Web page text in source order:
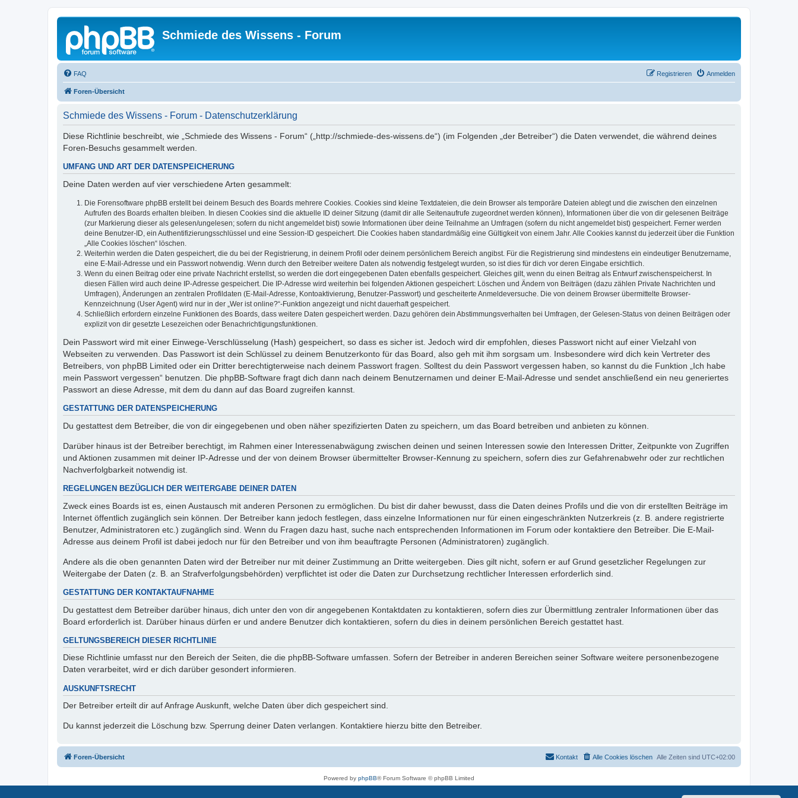
Schmiede des Wissens - Forum
FAQ Anmelden
Registrieren
Foren-Übersicht
Schmiede des Wissens - Forum - Datenschutzerklärung
Diese Richtlinie beschreibt, wie „Schmiede des Wissens - Forum“ („http://schmiede-des-wissens.de“) (im Folgenden „der Betreiber“) die Daten verwendet, die während deines
Foren-Besuchs gesammelt werden.
UMFANG UND ART DER DATENSPEICHERUNG
Deine Daten werden auf vier verschiedene Arten gesammelt:
Die Forensoftware phpBB erstellt bei deinem Besuch des Boards mehrere Cookies. Cookies sind kleine Textdateien, die dein Browser als temporäre Dateien ablegt und die zwischen den einzelnen
Aufrufen des Boards erhalten bleiben. In diesen Cookies sind die aktuelle ID deiner Sitzung (damit dir alle Seitenaufrufe zugeordnet werden können), Informationen über die von dir gelesenen Beiträge
(zur Markierung dieser als gelesen/ungelesen; sofern du nicht angemeldet bist) sowie Informationen über deine Teilnahme an Umfragen (sofern du nicht angemeldet bist) gespeichert. Ferner werden
deine Benutzer-ID, ein Authentifizierungsschlüssel und eine Session-ID gespeichert. Die Cookies haben standardmäßig eine Gültigkeit von einem Jahr. Alle Cookies kannst du jederzeit über die Funktion
„Alle Cookies löschen“ löschen.
Weiterhin werden die Daten gespeichert, die du bei der Registrierung, in deinem Profil oder deinem persönlichem Bereich angibst. Für die Registrierung sind mindestens ein eindeutiger Benutzername,
eine E-Mail-Adresse und ein Passwort notwendig. Wenn durch den Betreiber weitere Daten als notwendig festgelegt wurden, so ist dies für dich vor deren Eingabe ersichtlich.
Wenn du einen Beitrag oder eine private Nachricht erstellst, so werden die dort eingegebenen Daten ebenfalls gespeichert. Gleiches gilt, wenn du einen Beitrag als Entwurf zwischenspeicherst. In
diesen Fällen wird auch deine IP-Adresse gespeichert. Die IP-Adresse wird weiterhin bei folgenden Aktionen gespeichert: Löschen und Ändern von Beiträgen (dazu zählen Private Nachrichten und
Umfragen), Änderungen an zentralen Profildaten (E-Mail-Adresse, Kontoaktivierung, Benutzer-Passwort) und gescheiterte Anmeldeversuche. Die von deinem Browser übermittelte Browser-
Kennzeichnung (User Agent) wird nur in der „Wer ist online?“-Funktion angezeigt und nicht dauerhaft gespeichert.
Schließlich erfordern einzelne Funktionen des Boards, dass weitere Daten gespeichert werden. Dazu gehören dein Abstimmungsverhalten bei Umfragen, der Gelesen-Status von deinen Beiträgen oder
explizit von dir gesetzte Lesezeichen oder Benachrichtigungsfunktionen.
Dein Passwort wird mit einer Einwege-Verschlüsselung (Hash) gespeichert, so dass es sicher ist. Jedoch wird dir empfohlen, dieses Passwort nicht auf einer Vielzahl von
Webseiten zu verwenden. Das Passwort ist dein Schlüssel zu deinem Benutzerkonto für das Board, also geh mit ihm sorgsam um. Insbesondere wird dich kein Vertreter des
Betreibers, von phpBB Limited oder ein Dritter berechtigterweise nach deinem Passwort fragen. Solltest du dein Passwort vergessen haben, so kannst du die Funktion „Ich habe
mein Passwort vergessen“ benutzen. Die phpBB-Software fragt dich dann nach deinem Benutzernamen und deiner E-Mail-Adresse und sendet anschließend ein neu generiertes
Passwort an diese Adresse, mit dem du dann auf das Board zugreifen kannst.
GESTATTUNG DER DATENSPEICHERUNG
Du gestattest dem Betreiber, die von dir eingegebenen und oben näher spezifizierten Daten zu speichern, um das Board betreiben und anbieten zu können.
Darüber hinaus ist der Betreiber berechtigt, im Rahmen einer Interessenabwägung zwischen deinen und seinen Interessen sowie den Interessen Dritter, Zeitpunkte von Zugriffen
und Aktionen zusammen mit deiner IP-Adresse und der von deinem Browser übermittelter Browser-Kennung zu speichern, sofern dies zur Gefahrenabwehr oder zur rechtlichen
Nachverfolgbarkeit notwendig ist.
REGELUNGEN BEZÜGLICH DER WEITERGABE DEINER DATEN
Zweck eines Boards ist es, einen Austausch mit anderen Personen zu ermöglichen. Du bist dir daher bewusst, dass die Daten deines Profils und die von dir erstellten Beiträge im
Internet öffentlich zugänglich sein können. Der Betreiber kann jedoch festlegen, dass einzelne Informationen nur für einen eingeschränkten Nutzerkreis (z. B. andere registrierte
Benutzer, Administratoren etc.) zugänglich sind. Wenn du Fragen dazu hast, suche nach entsprechenden Informationen im Forum oder kontaktiere den Betreiber. Die E-Mail-
Adresse aus deinem Profil ist dabei jedoch nur für den Betreiber und von ihm beauftragte Personen (Administratoren) zugänglich.
Andere als die oben genannten Daten wird der Betreiber nur mit deiner Zustimmung an Dritte weitergeben. Dies gilt nicht, sofern er auf Grund gesetzlicher Regelungen zur
Weitergabe der Daten (z. B. an Strafverfolgungsbehörden) verpflichtet ist oder die Daten zur Durchsetzung rechtlicher Interessen erforderlich sind.
GESTATTUNG DER KONTAKTAUFNAHME
Du gestattest dem Betreiber darüber hinaus, dich unter den von dir angegebenen Kontaktdaten zu kontaktieren, sofern dies zur Übermittlung zentraler Informationen über das
Board erforderlich ist. Darüber hinaus dürfen er und andere Benutzer dich kontaktieren, sofern du dies in deinem persönlichen Bereich gestattet hast.
GELTUNGSBEREICH DIESER RICHTLINIE
Diese Richtlinie umfasst nur den Bereich der Seiten, die die phpBB-Software umfassen. Sofern der Betreiber in anderen Bereichen seiner Software weitere personenbezogene
Daten verarbeitet, wird er dich darüber gesondert informieren.
AUSKUNFTSRECHT
Der Betreiber erteilt dir auf Anfrage Auskunft, welche Daten über dich gespeichert sind.
Du kannst jederzeit die Löschung bzw. Sperrung deiner Daten verlangen. Kontaktiere hierzu bitte den Betreiber.
Foren-Übersicht Alle Zeiten sind UTC+02:00
Alle Cookies löschen
Kontakt
Powered by phpBB® Forum Software © phpBB Limited